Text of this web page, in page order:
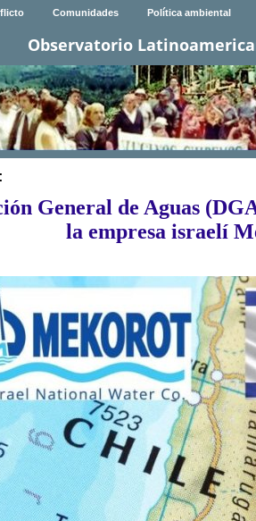
Comunidades Política ambiental
Observatorio
:
General de Aguas
la empresa israelí